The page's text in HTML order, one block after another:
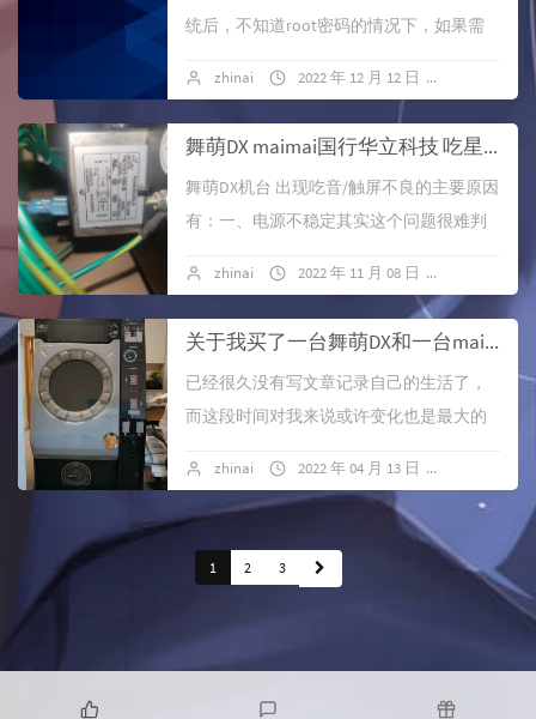
统后，不知道root密码的情况下，如果需
（emergenc...
zhinai 2022 年 12 月 12 日
舞萌DX maimai国行华立科技 吃星/吃音/触屏不灵/触屏无反应问题的一些解决办法
舞萌DX机台 出现吃音/触屏不良的主要原因
有：一、电源不稳定其实这个问题很难判
地方放，另外一个电源线路，机器就好
了。不...
zhinai 2022 年 11 月 08 日 暂无评论
关于我买了一台舞萌DX和一台maimai旧框这件事
已经很久没有写文章记录自己的生活了，
而这段时间对我来说或许变化也是最大的
zhinai 2022 年 04 月 13 日
1 2 3